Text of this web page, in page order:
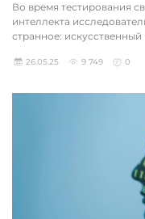
Во время тестирования
интеллекта
странное: искусственный
26.05.25 9 749 0